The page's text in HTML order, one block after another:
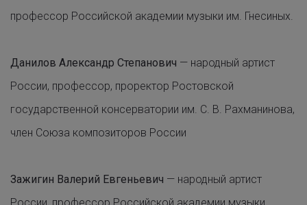
профессор Российской академии музыки им. Гнесиных.
Данилов Александр Степанович — народный артист
России, профессор, проректор Ростовской
государственной консерватории им. С. В. Рахманинова,
член Союза композиторов России
Зажигин Валерий Евгеньевич — народный артист